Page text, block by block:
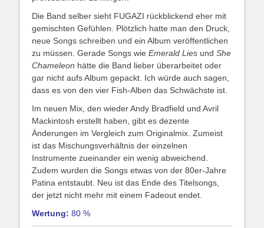
Die Band selber sieht FUGAZI rückblickend eher mit
gemischten Gefühlen. Plötzlich hatte man den Druck,
neue Songs schreiben und ein Album veröffentlichen
zu müssen. Gerade Songs wie Emerald Lies und She
Chameleon hätte die Band lieber überarbeitet oder
gar nicht aufs Album gepackt. Ich würde auch sagen,
dass es von den vier Fish-Alben das Schwächste ist.
Im neuen Mix, den wieder Andy Bradfield und Avril
Mackintosh erstellt haben, gibt es dezente
Änderungen im Vergleich zum Originalmix. Zumeist
ist das Mischungsverhältnis der einzelnen
Instrumente zueinander ein wenig abweichend.
Zudem wurden die Songs etwas von der 80er-Jahre
Patina entstaubt. Neu ist das Ende des Titelsongs,
der jetzt nicht mehr mit einem Fadeout endet.
Wertung: 80 %